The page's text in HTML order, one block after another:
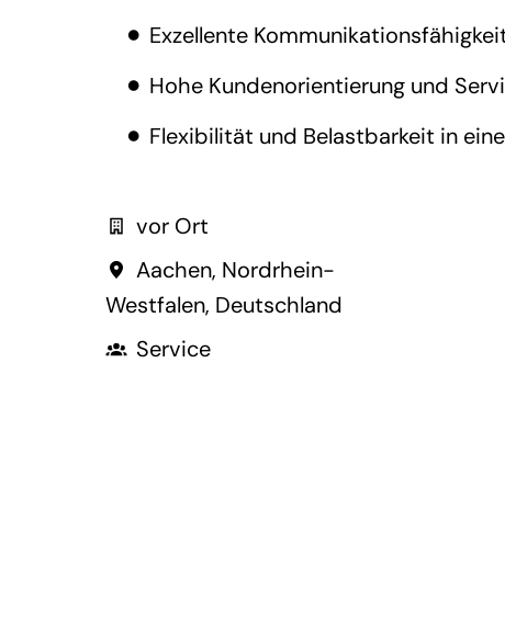
Exzellente
Hohe Kundenorientierung und
Flexibilität und Belastbarkeit in
vor Ort
Aachen, Nordrhein-
Westfalen, Deutschland
Service